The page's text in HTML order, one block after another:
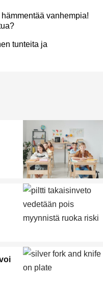
vanhempia!
tunteita ja